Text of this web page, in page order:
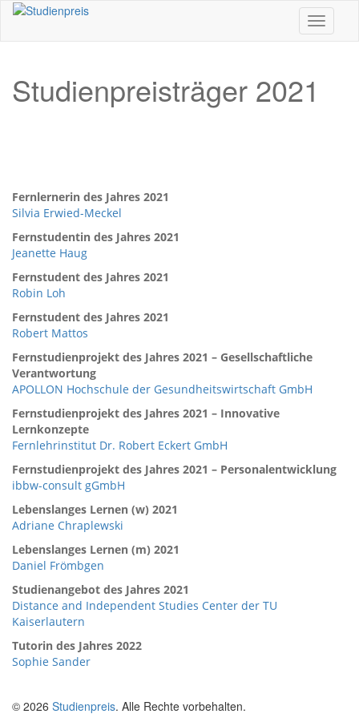
Toggle
Studienpreisträger 2021
Fernlernerin des Jahres 2021
Silvia Erwied-Meckel
Fernstudentin des Jahres 2021
Jeanette Haug
Fernstudent des Jahres 2021
Robin Loh
Fernstudent des Jahres 2021
Robert Mattos
Fernstudienprojekt des Jahres 2021 – Gesellschaftliche
Verantwortung
APOLLON Hochschule der Gesundheitswirtschaft GmbH
Fernstudienprojekt des Jahres 2021 – Innovative
Lernkonzepte
Fernlehrinstitut Dr. Robert Eckert GmbH
Fernstudienprojekt des Jahres 2021 – Personalentwicklung
ibbw-consult gGmbH
Lebenslanges Lernen (w) 2021
Adriane Chraplewski
Lebenslanges Lernen (m) 2021
Daniel Frömbgen
Studienangebot des Jahres 2021
Distance and Independent Studies Center der TU
Kaiserlautern
Tutorin des Jahres 2022
Sophie Sander
© 2026 Studienpreis. Alle Rechte vorbehalten.